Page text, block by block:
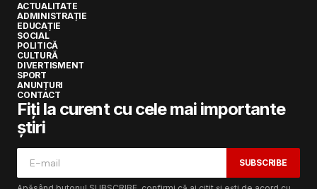
ACTUALITATE
ADMINISTRAȚIE
EDUCAȚIE
SOCIAL
POLITICĂ
CULTURĂ
DIVERTISMENT
SPORT
ANUNȚURI
CONTACT
Fiți la curent cu cele mai importante
știri
SUBSCRIBE